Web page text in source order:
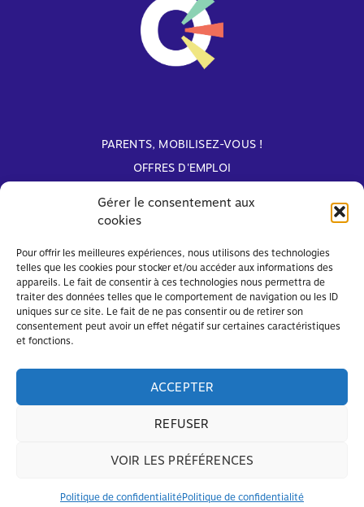
Gérer le consentement aux
cookies
Pour offrir les meilleures expériences, nous utilisons des technologies
telles que les cookies pour stocker et/ou accéder aux informations des
appareils. Le fait de consentir à ces technologies nous permettra de
traiter des données telles que le comportement de navigation ou les ID
uniques sur ce site. Le fait de ne pas consentir ou de retirer son
consentement peut avoir un effet négatif sur certaines caractéristiques
et fonctions.
ACCEPTER
REFUSER
VOIR LES PRÉFÉRENCES
Politique de confidentialitéPolitique de confidentialité
PARENTS, MOBILISEZ-VOUS !
OFFRES D'EMPLOI
Avec le soutien de
© FAPEO 2026 – Tous droits réservés
Mentions légales et Politique de confidentialité